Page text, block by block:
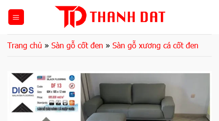
dungTrang chủ » Sàn gỗ cốt đen » Sàn gỗ xương cá cốt đen